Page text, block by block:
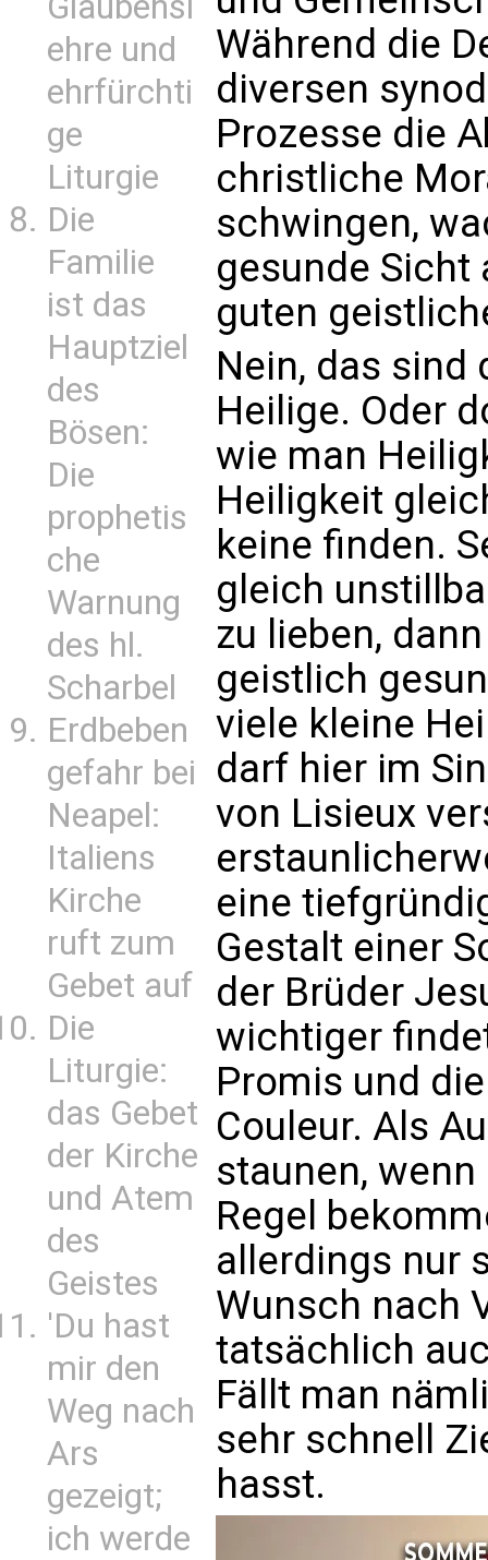
ehre und
ehrfürchti
ge
Liturgie
Die
Familie
ist das
Hauptziel
des
Bösen:
Die
prophetis
che
Warnung
des hl.
Scharbel
Erdbeben
gefahr bei
Neapel:
Italiens
Kirche
ruft zum
Gebet auf
Die
Liturgie:
das Gebet
der Kirche
und Atem
des
Geistes
'Du hast
mir den
Weg nach
Ars
gezeigt;
ich werde
Während die
diversen
Prozesse die
christliche
schwingen,
gesunde Sicht
guten
Nein, das sind
Heilige. Oder
wie man
Heiligkeit
keine finden.
gleich
zu lieben,
geistlich
viele kleine
darf hier im
von Lisieux
eine
Gestalt einer
der Brüder
wichtiger
Promis und
Couleur. Als
staunen,
Regel
allerdings nur
Wunsch nach
tatsächlich
Fällt man
sehr schnell
hasst.